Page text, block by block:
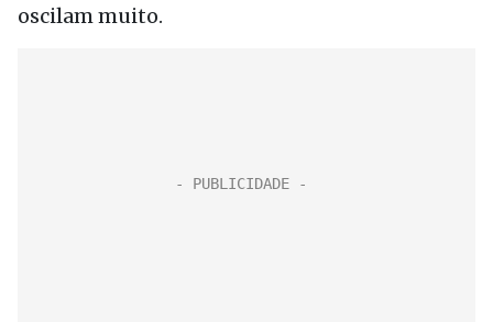
oscilam muito.